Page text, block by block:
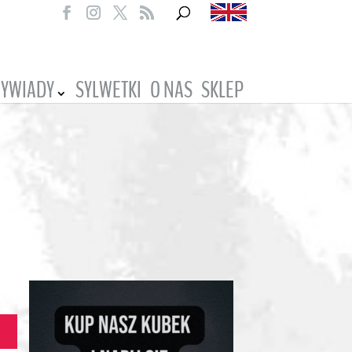
SYLWETKI O NAS SKLEP